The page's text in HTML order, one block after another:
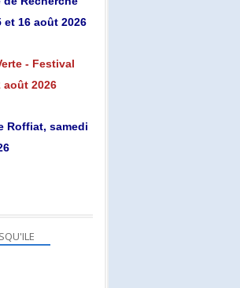
16 août 2026
- Festival
août 2026
Roffiat, samedi